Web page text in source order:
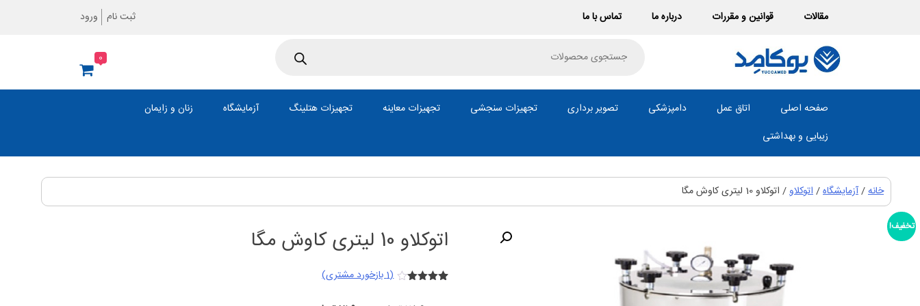
مقالات قوانین و مقررات درباره ما تماس با ما ثبت نام ورود
search
0
صفحه اصلی اتاق عمل دامپزشکی تصویر برداری تجهیزات سنجشی تجهیزات معاینه تجهیزات هتلینگ آزمایشگاه
زنان و زایمان
زیبایی و بهداشتی
خانه/آزمایشگاه/اتوکلاو/ اتوکلاو 10 لیتری کاوش مگا
تخفیف! اتوکلاو 10 لیتری کاوش مگا
(
1بازخورد مشتری)